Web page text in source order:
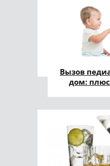
Вызов
дом: